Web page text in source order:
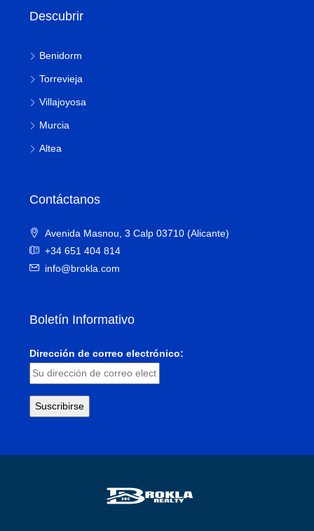
Descubrir
Benidorm
Torrevieja
Villajoyosa
Murcia
Altea
Contáctanos
Avenida Masnou, 3 Calp 03710 (Alicante)
+34 651 404 814
info@brokla.com
Boletín Informativo
Dirección de correo electrónico: